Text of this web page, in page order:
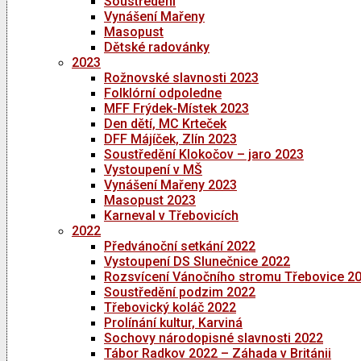
Vynášení Mařeny
Masopust
Dětské radovánky
2023
Rožnovské slavnosti 2023
Folklórní odpoledne
MFF Frýdek-Místek 2023
Den dětí, MC Krteček
DFF Májíček, Zlín 2023
Soustředění Klokočov – jaro 2023
Vystoupení v MŠ
Vynášení Mařeny 2023
Masopust 2023
Karneval v Třebovicích
2022
Předvánoční setkání 2022
Vystoupení DS Slunečnice 2022
Rozsvícení Vánočního stromu Třebovice
Soustředění podzim 2022
Třebovický koláč 2022
Prolínání kultur, Karviná
Sochovy národopisné slavnosti 2022
Tábor Radkov 2022 – Záhada v Británii